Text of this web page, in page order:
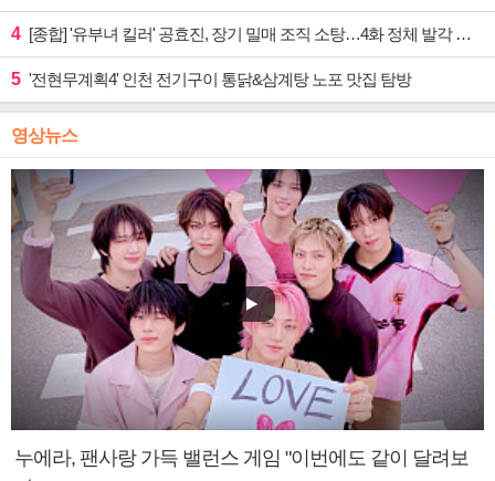
4 [종합] '유부녀 킬러' 공효진, 장기 밀매 조직 소탕…4화 정체 발각 위기 예고
5 '전현무계획4' 인천 전기구이 통닭&삼계탕 노포 맛집 탐방
영상뉴스
누에라, 팬사랑 가득 밸런스 게임 "이번에도 같이 달려보